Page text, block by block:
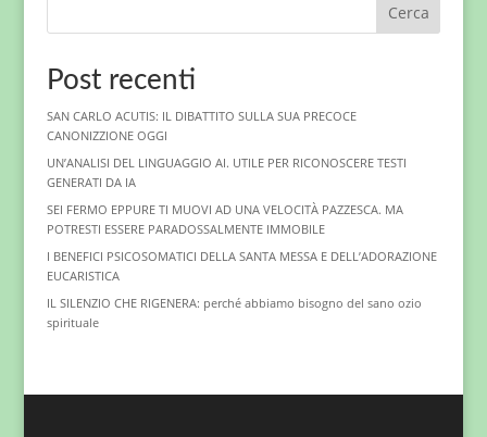
Cerca
Post recenti
SAN CARLO ACUTIS: IL DIBATTITO SULLA SUA PRECOCE
CANONIZZIONE OGGI
UN’ANALISI DEL LINGUAGGIO AI. UTILE PER RICONOSCERE TESTI
GENERATI DA IA
SEI FERMO EPPURE TI MUOVI AD UNA VELOCITÀ PAZZESCA. MA
POTRESTI ESSERE PARADOSSALMENTE IMMOBILE
I BENEFICI PSICOSOMATICI DELLA SANTA MESSA E DELL’ADORAZIONE
EUCARISTICA
IL SILENZIO CHE RIGENERA: perché abbiamo bisogno del sano ozio
spirituale